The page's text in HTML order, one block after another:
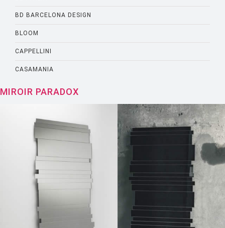
BD BARCELONA DESIGN
BLOOM
CAPPELLINI
CASAMANIA
CASSINA
CATTELANI AND SMITH
CINNA
CLASSICON
CRASSEVIG
DESIGN HOUSE STOCKHOLM
MIROIR PARADOX